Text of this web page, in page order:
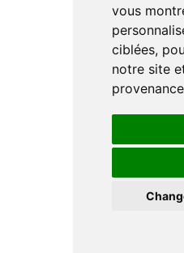
vous
ciblées,
notre site